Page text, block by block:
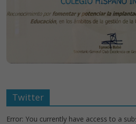
Twitter
Error: You currently have access to a